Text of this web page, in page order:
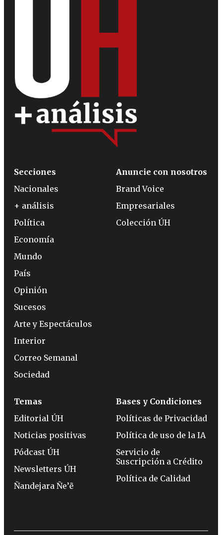
Secciones
Nacionales
+ análisis
Política
Economía
Mundo
País
Opinión
Sucesos
Arte y Espectáculos
Interior
Correo Semanal
Sociedad
Anuncie con nosotros
Brand Voice
Empresariales
Colección ÚH
Temas
Editorial ÚH
Noticias positivas
Pódcast ÚH
Newsletters ÚH
Ñandejara Ñe’ẽ
Bases y Condiciones
Políticas de Privacidad
Política de uso de la IA
Servicio de
Suscripción a Crédito
Política de Calidad